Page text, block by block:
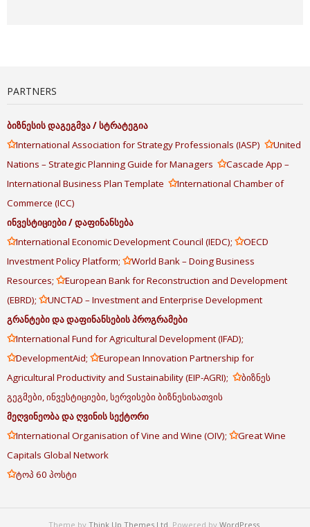
PARTNERS
ბიზნესისდაგეგმვა/სტრატეგია
✩International Association for Strategy Professionals (IASP) ✩United
Nations – Strategic Planning Guide for Managers ✩Cascade App –
International Business Plan Template ✩International Chamber of
Commerce (ICC)
ინვესტიციები/დაფინანსება
✩International Economic Development Council (IEDC); ✩OECD
Investment Policy Platform; ✩World Bank – Doing Business
Resources; ✩European Bank for Reconstruction and Development
(EBRD); ✩UNCTAD – Investment and Enterprise Development
გრანტებიდადაფინანსებისპროგრამები
✩International Fund for Agricultural Development (IFAD);
✩DevelopmentAid; ✩European Innovation Partnership for
Agricultural Productivity and Sustainability (EIP-AGRI); ✩ბიზნეს
გეგმები, ინვესტიციები, სერვისები ბიზნესისათვის
მეღვინეობადაღვინისსექტორი
✩International Organisation of Vine and Wine (OIV); ✩Great Wine
Capitals Global Network
✩ტოპ 60 პოსტი
Theme by Think Up Themes Ltd . Powered by WordPress